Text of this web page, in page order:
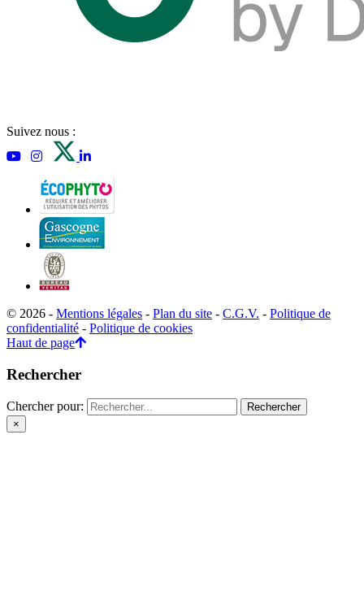
Suivez nous :
© 2026 - Mentions légales - Plan du site - C.G.V. - Politique de
confidentialité - Politique de cookies
Haut de page
Rechercher
Chercher pour:
×